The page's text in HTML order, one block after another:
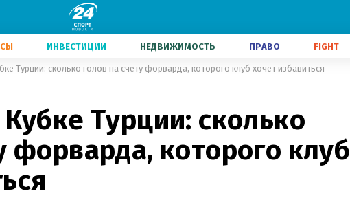
ИНВЕСТИЦИИ НЕДВИЖИМОСТЬ ПРАВО FIGHT
Турции: сколько голов на счету форварда, которого клуб хочет избавиться
Турции: сколько
форварда, которого клуб